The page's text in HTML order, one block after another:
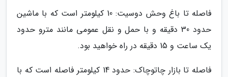
فاصله تا باغ وحش دوسیت: 10 کیلومتر است که با ماشین
حدود 30 دقیقه و با حمل و نقل عمومی مانند مترو حدود
یک ساعت و 15 دقیقه در راه خواهید بود.
فاصله تا بازار چاتوچاک: حدود 14 کیلومتر فاصله است که با